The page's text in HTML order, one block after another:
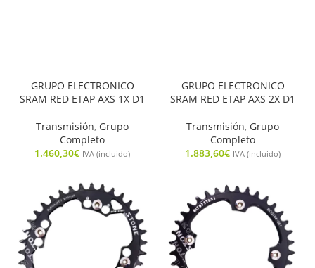
GRUPO ELECTRONICO
SRAM RED ETAP AXS 1X D1
Transmisión, Grupo
Completo
1.460,30€ IVA (incluido)
GRUPO ELECTRONICO
SRAM RED ETAP AXS 2X D1
Transmisión, Grupo
Completo
1.883,60€ IVA (incluido)